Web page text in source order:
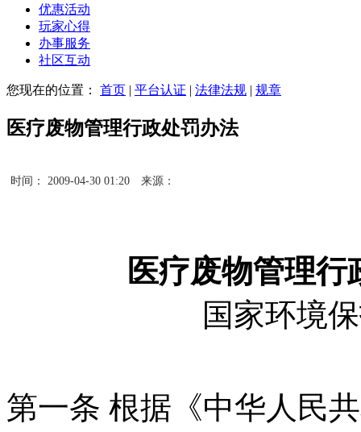
优惠活动
玩家心得
办事服务
社区互动
您现在的位置： 首页 | 平台认证 | 法律法规 | 规章
医疗废物管理行政处罚办法
时间： 2009-04-30 01:20 来源：
医疗废物管理行
国家环境
第一条 根据《中华人民